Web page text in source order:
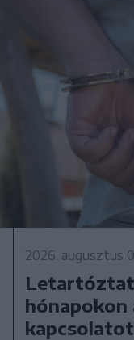
2026. augusztus